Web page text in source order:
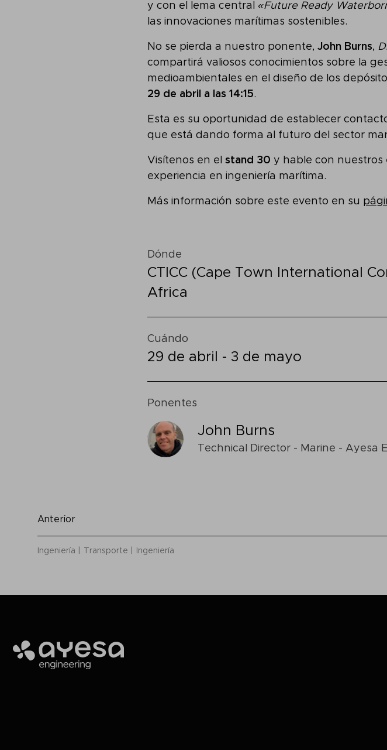
y con el lema central «Future Ready
las innovaciones marítimas sostenibles.
No se pierda a nuestro ponente, John Burns,
compartirá valiosos conocimientos sobre la
medioambientales en el diseño de los
29 de abril a las 14:15.
Esta es su oportunidad de establecer
que está dando forma al futuro del sector
Visítenos en el stand 30 y hable con nuestros
experiencia en ingeniería marítima.
Más información sobre este evento en su
Dónde
CTICC (Cape Town International
Africa
Cuándo
29 de abril - 3 de mayo
Ponentes
John Burns
Technical Director - Marine - Ayesa
Anterior
Ingeniería Transporte Ingeniería
Ayesa